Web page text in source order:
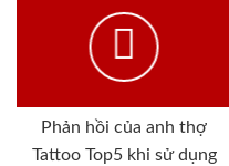
Phản hồi của anh thợ
Tattoo Top5 khi sử dụng